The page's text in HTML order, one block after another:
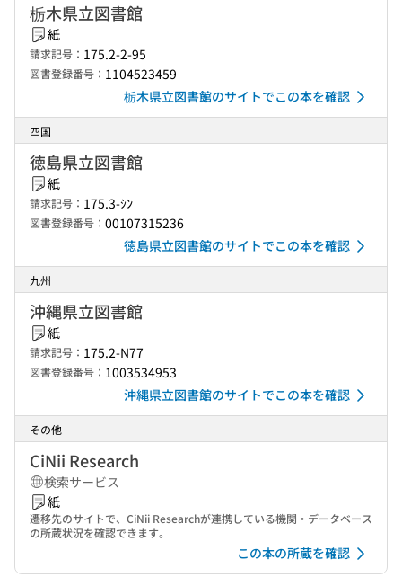
栃木県立図書館
紙
請求記号： 175.2-2-95
図書登録番号： 1104523459
栃木県立図書館のサイトでこの本を確認
四国
徳島県立図書館
紙
請求記号： 175.3-ｼﾝ
図書登録番号： 00107315236
徳島県立図書館のサイトでこの本を確認
九州
沖縄県立図書館
紙
請求記号： 175.2-N77
図書登録番号： 1003534953
沖縄県立図書館のサイトでこの本を確認
その他
CiNii Research
検索サービス
紙
遷移先のサイトで、CiNii Researchが連携している機関・データベース
の所蔵状況を確認できます。
この本の所蔵を確認